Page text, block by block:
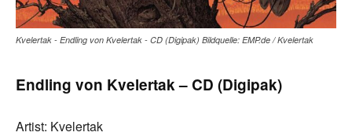
Kvelertak - Endling von Kvelertak - CD (Digipak) Bildquelle: EMP.de / Kvelertak
Endling von Kvelertak – CD (Digipak)
Artist: Kvelertak